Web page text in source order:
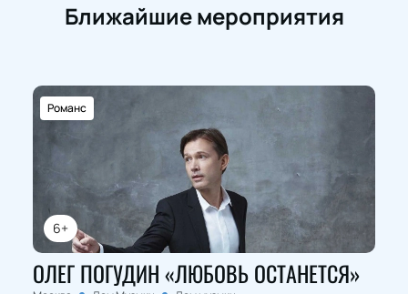
Ближайшие мероприятия
6+
Романс
ОЛЕГ ПОГУДИН «ЛЮБОВЬ ОСТАНЕТСЯ»